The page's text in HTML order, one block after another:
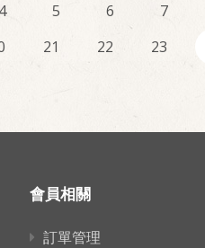
4 5 6 7
21 22 23
會員相關
訂單管理